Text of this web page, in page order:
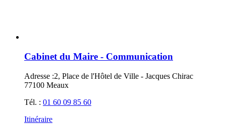
Cabinet du Maire - Communication
Adresse :2, Place de l'Hôtel de Ville - Jacques Chirac
77100 Meaux
Tél. : 01 60 09 85 60
Itinéraire